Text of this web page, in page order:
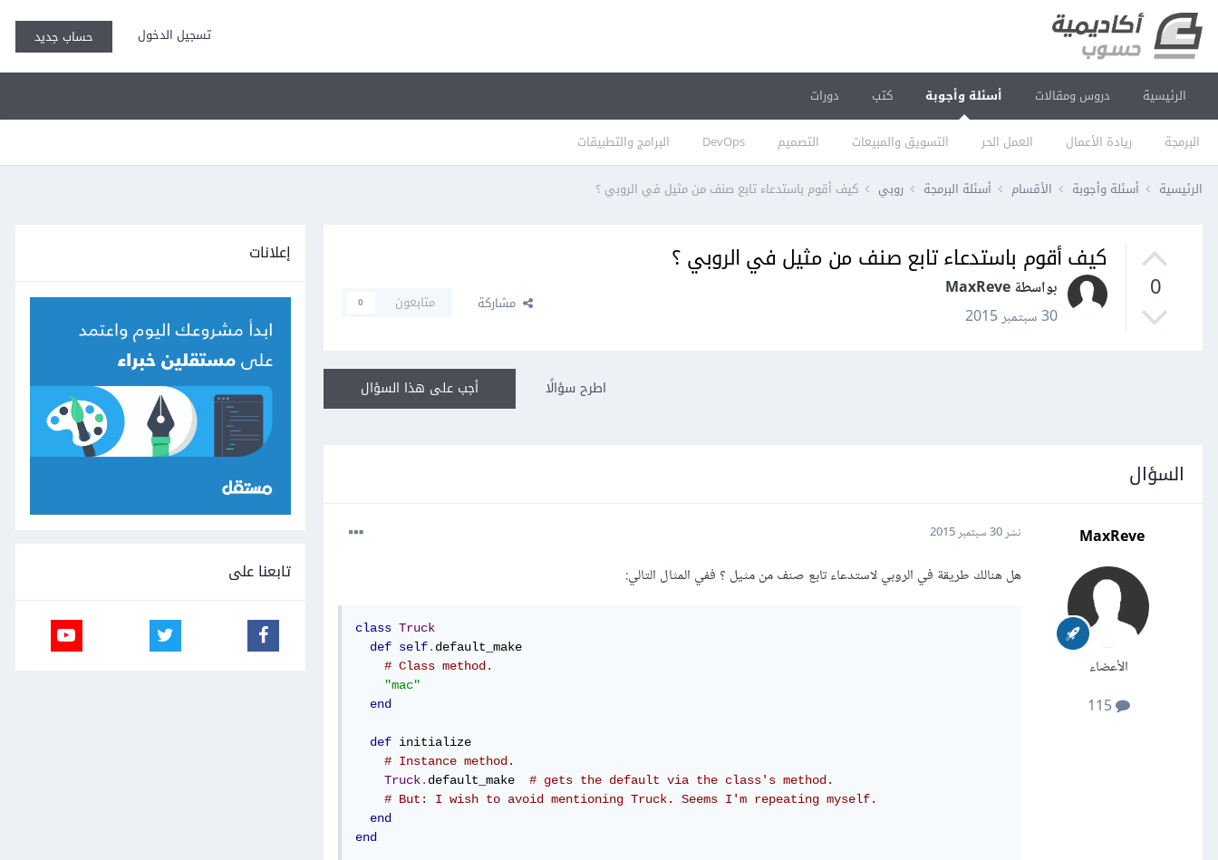
تسجيل الدخول حساب جديد
الرئيسية دروس ومقالات أسئلة وأجوبة
البرمجة ريادة الأعمال العمل الحر التسويق والمبيعات التصميم DevOps البرامج والتطبيقات
كتب دورات
الرئيسية أسئلة وأجوبة الأقسام أسئلة البرمجة روبي كيف أقوم باستدعاء تابع صنف من مثيل في الروبي ؟
0
كيف أقوم باستدعاء تابع صنف من مثيل في الروبي ؟
بواسطة MaxReve
30 سبتمبر 2015
مشاركة متابعون 0
أجب على هذا السؤال اطرح سؤالًا
السؤال
MaxReve
الأعضاء
115
نشر30 سبتمبر 2015
هل هنالك طريقة في الروبي لاستدعاء تابع صنف من مثيل ؟ ففي المثال التالي:
class Truck
def self. default_make
# Class method.
"mac"
end
def initialize
# Instance method.
Truck. default_make # gets the default via the class's method.
# But: I wish to avoid mentioning Truck. Seems I'm repeating myself.
end
end
إعلانات
تابعنا على